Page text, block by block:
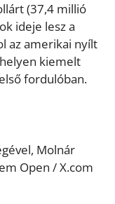
(37,4 millió
ideje lesz a
az amerikai nyílt
kiemelt
fordulóban.
Molnár
Open / X.com